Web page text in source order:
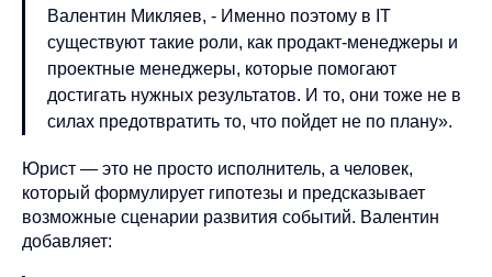
Валентин Микляев, - Именно поэтому в IT
существуют такие роли, как продакт-менеджеры и
проектные менеджеры, которые помогают
достигать нужных результатов. И то, они тоже не в
силах предотвратить то, что пойдет не по плану».
Юрист — это не просто исполнитель, а человек,
который формулирует гипотезы и предсказывает
возможные сценарии развития событий. Валентин
добавляет: